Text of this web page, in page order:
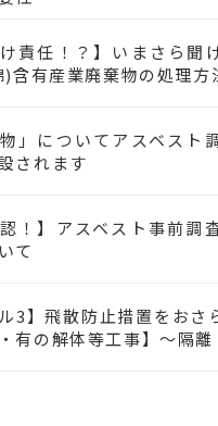
け責任！？】いまさら聞
)含有産業廃棄物の処理方
物」についてアスベスト
されます
認！】アスベスト事前調
て
ル3】飛散防止措置をおさ
有の解体等工事】～隔